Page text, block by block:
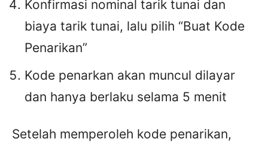
Konfirmasi nominal tarik tunai dan
biaya tarik tunai, lalu pilih “Buat Kode
Penarikan”
Kode penarkan akan muncul dilayar
dan hanya berlaku selama 5 menit
Setelah memperoleh kode penarikan,